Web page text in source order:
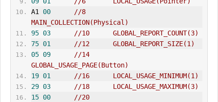
A1 00
//8
MAIN_COLLECTION(Physical)
95 03
75 01
05 09
//14
GLOBAL_ USAGE_PAGE(Button)
19 01 //16      LOCAL_USAGE_MIN
29 03
15 00
//20